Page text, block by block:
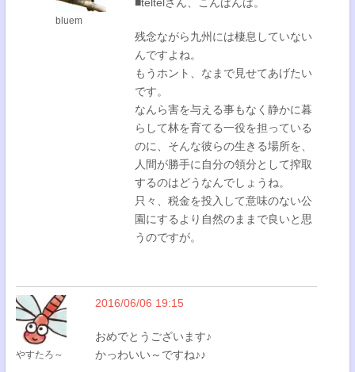
bluem
残念ながら九州には棲息していない
んですよね。
もうホント、なまで見せてあげたい
です。
なんら害を与える事もなく静かに暮
らして林を育てる一役を担っている
のに、そんな彼らの生きる場所を、
人間が勝手に自分の領分として搾取
するのはどうなんでしょうね。
只々、税金を投入して意味のない公
園にするより自然のままで良いと思
うのですが。
やすたろ～
2016/06/06 19:15
おめでとうございます♪
かっわいい～ですね♪♪